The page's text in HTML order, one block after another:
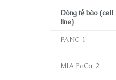
Dòng tế bào (cell
line)
PANC-1
MIA PaCa-2